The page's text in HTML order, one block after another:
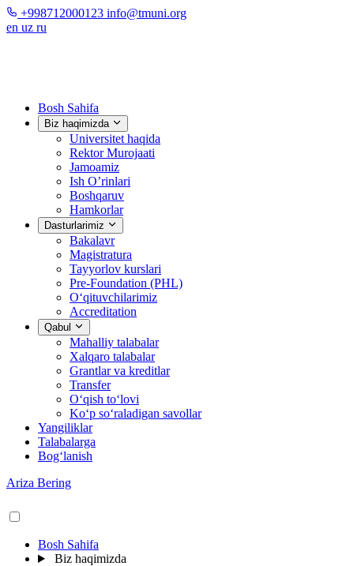
+998712000123 info@tmuni.org
en uz ru
Bosh Sahifa
Biz haqimizda
Universitet haqida
Rektor Murojaati
Jamoamiz
Ish O’rinlari
Boshqaruv
Hamkorlar
Dasturlarimiz
Bakalavr
Magistratura
Tayyorlov kurslari
Pre-Foundation (PHL)
O‘qituvchilarimiz
Accreditation
Qabul
Mahalliy talabalar
Xalqaro talabalar
Grantlar va kreditlar
Transfer
O‘qish to‘lovi
Ko‘p so‘raladigan savollar
Yangiliklar
Talabalarga
Bog‘lanish
Ariza Bering
Bosh Sahifa
Biz haqimizda